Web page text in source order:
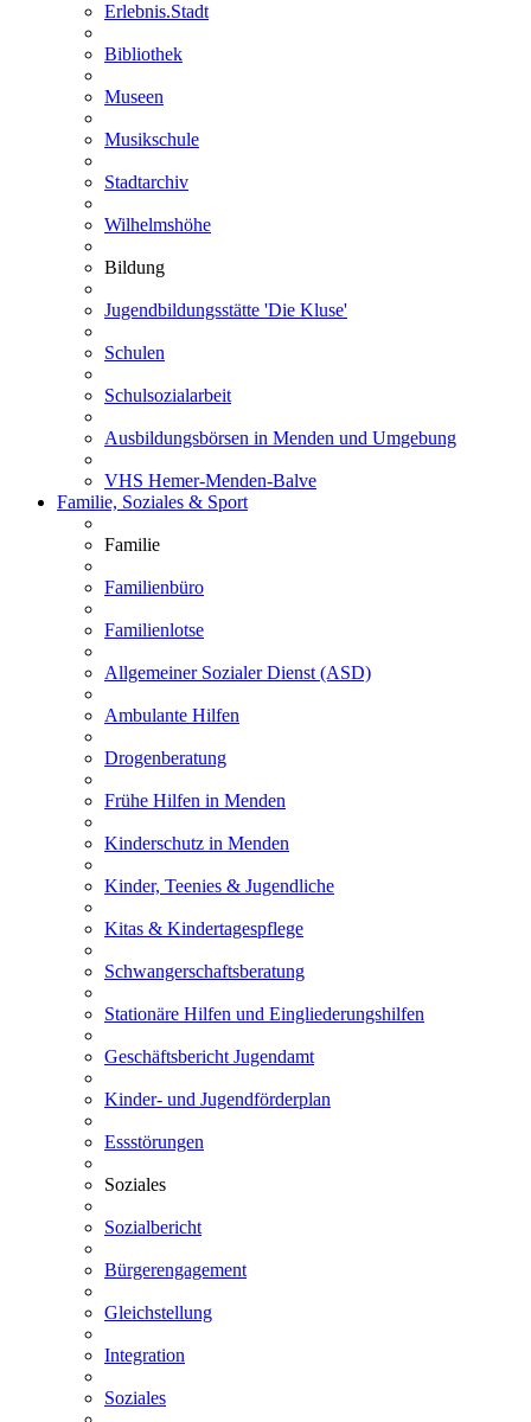
Erlebnis.Stadt
Bibliothek
Museen
Musikschule
Stadtarchiv
Wilhelmshöhe
Bildung
Jugendbildungsstätte 'Die Kluse'
Schulen
Schulsozialarbeit
Ausbildungsbörsen in Menden und Umgebung
VHS Hemer-Menden-Balve
Familie, Soziales & Sport
Familie
Familienbüro
Familienlotse
Allgemeiner Sozialer Dienst (ASD)
Ambulante Hilfen
Drogenberatung
Frühe Hilfen in Menden
Kinderschutz in Menden
Kinder, Teenies & Jugendliche
Kitas & Kindertagespflege
Schwangerschaftsberatung
Stationäre Hilfen und Eingliederungshilfen
Geschäftsbericht Jugendamt
Kinder- und Jugendförderplan
Essstörungen
Soziales
Sozialbericht
Bürgerengagement
Gleichstellung
Integration
Soziales